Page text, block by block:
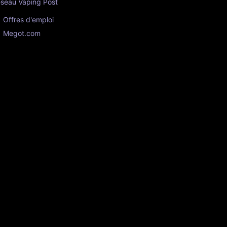
Vaping Post
Offres d'emploi
Megot.com